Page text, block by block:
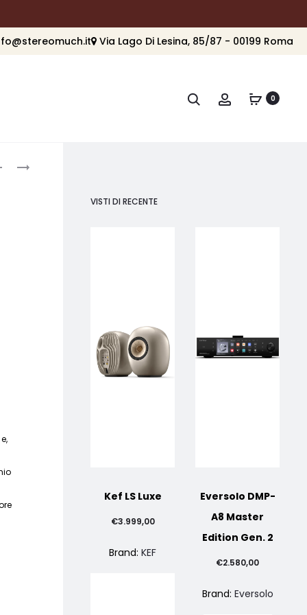
Via Lago Di Lesina, 85/87 - 00199 Roma
Cerca Account0
VISTI DI RECENTE
Kef LS Luxe
€3.999,00
Brand:KEF
Eversolo DMP-
A8 Master
Edition Gen. 2
€2.580,00
Brand: Eversolo